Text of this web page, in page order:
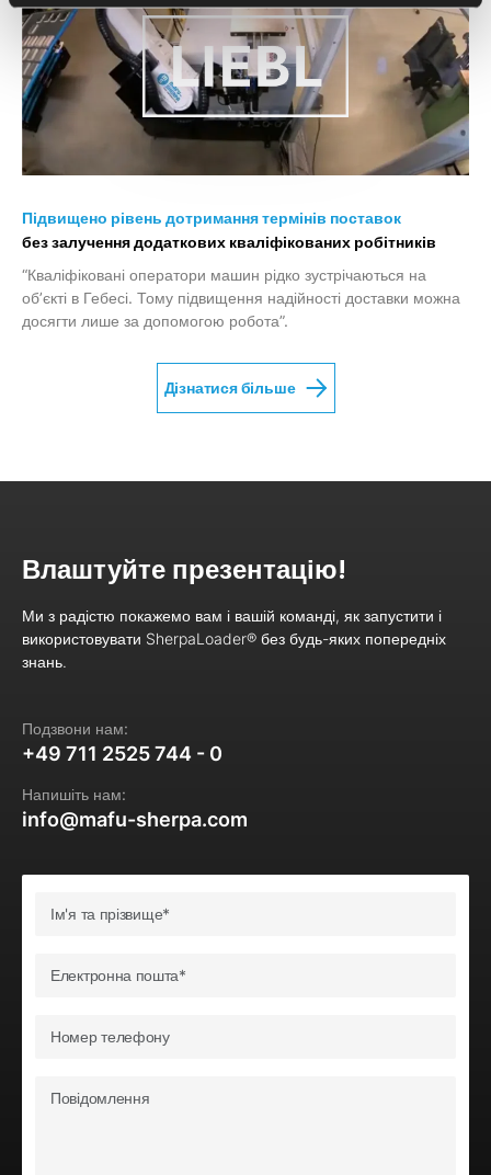
Підвищено рівень дотримання термінів поставок
без залучення додаткових кваліфікованих робітників
“Кваліфіковані оператори машин рідко зустрічаються на
об’єкті в Гебесі. Тому підвищення надійності доставки можна
досягти лише за допомогою робота”.
Дізнатися більше
Влаштуйте презентацію!
Ми з радістю покажемо вам і вашій команді, як запустити і
використовувати SherpaLoader® без будь-яких попередніх
знань.
Подзвони нам:
+49 711 2525 744 - 0
Напишіть нам:
info@mafu-sherpa.com